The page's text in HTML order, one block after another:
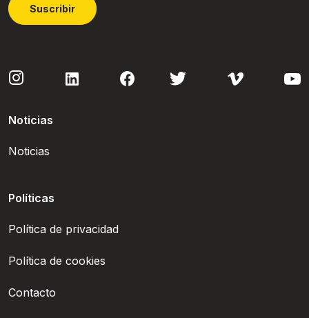
Suscribir
Noticias
Noticias
Políticas
Política de privacidad
Política de cookies
Contacto